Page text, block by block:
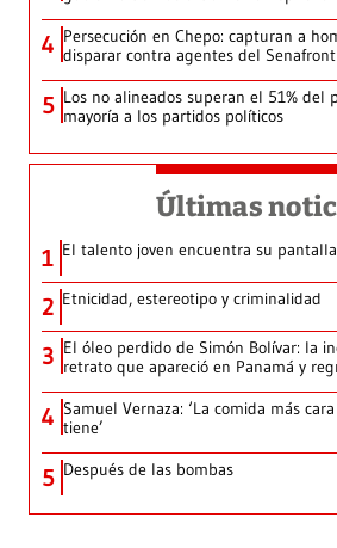
4 Persecución en Chepo: capturan a
disparar contra agentes del Senafront
5 Los no alineados superan el 51% del
mayoría a los partidos políticos
Últimas
1 El talento joven encuentra su pantalla​
2 Etnicidad, estereotipo y criminalidad
3 El óleo perdido de Simón Bolívar: la
retrato que apareció en Panamá y
4 Samuel Vernaza: ‘La comida más
tiene’
5 Después de las bombas